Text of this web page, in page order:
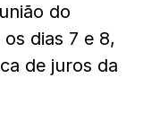
do
dias 7 e 8,
de juros da